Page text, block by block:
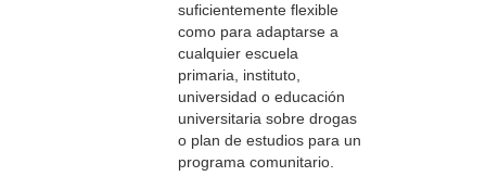
suficientemente flexible
como para adaptarse a
cualquier escuela
primaria, instituto,
universidad o educación
universitaria sobre drogas
o plan de estudios para un
programa comunitario.